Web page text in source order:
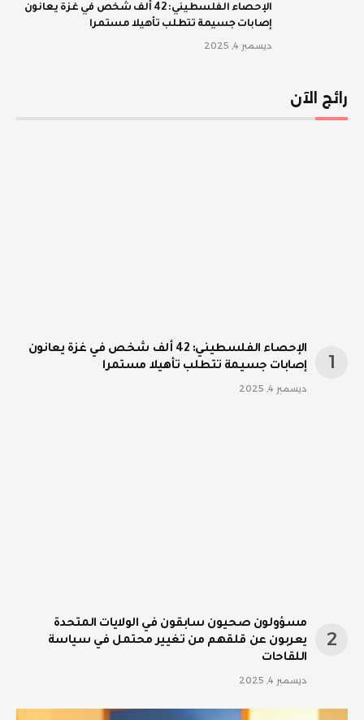
الإحصاء الفلسطيني: 42 ألف شخص في غزة يعانون
إصابات جسيمة تتطلب تأهيلا مستمرا
ديسمبر 4, 2025
رائج الآن
الإحصاء الفلسطيني: 42 ألف شخص في غزة يعانون
إصابات جسيمة تتطلب تأهيلا مستمرا
ديسمبر 4, 2025
مسؤولون صحيون سابقون في الولايات المتحدة
يعربون عن قلقهم من تغيير محتمل في سياسة
اللقاحات
ديسمبر 4, 2025